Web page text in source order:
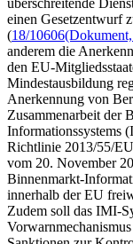
einen Gesetzentwurf
(18/10606
anderem die
den EU-
Mindestausbildung
Anerkennung von
Zusammenarbeit der
Informationssystems
Richtlinie 2013/55/EU
vom 20. November
Binnenmarkt-
innerhalb der EU
Zudem soll das IMI-